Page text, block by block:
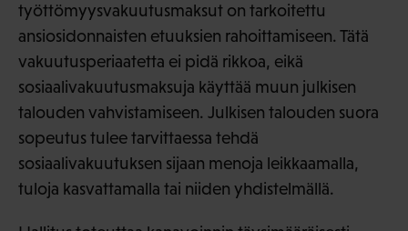
työttömyysvakuutusmaksut on tarkoitettu
ansiosidonnaisten etuuksien rahoittamiseen. Tätä
vakuutusperiaatetta ei pidä rikkoa, eikä
sosiaalivakuutusmaksuja käyttää muun julkisen
talouden vahvistamiseen. Julkisen talouden suora
sopeutus tulee tarvittaessa tehdä
sosiaalivakuutuksen sijaan menoja leikkaamalla,
tuloja kasvattamalla tai niiden yhdistelmällä.